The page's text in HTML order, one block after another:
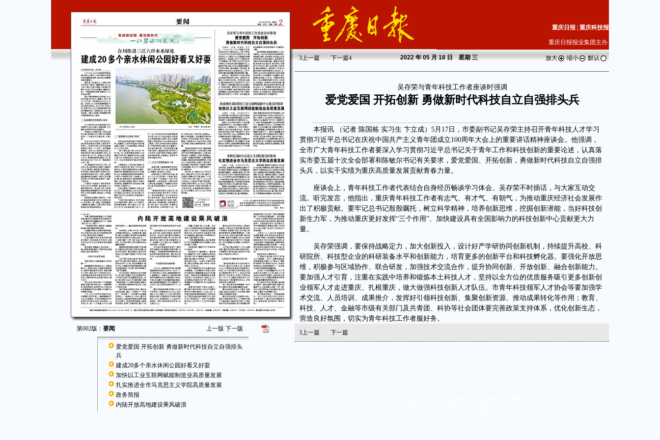
第002版： 要闻 上一版 下一版
爱党爱国 开拓创新 勇做新时代科技自立自强排头
兵
建成20多个亲水休闲公园好看又好耍
加快以工业互联网赋能制造业高质量发展
扎实推进全市马克思主义学院高质量发展
政务简报
内陆开放高地建设乘风破浪
重庆日报 重庆科技报
重庆日报报业集团主办
3上一篇 下一篇4 2022年 05 月 18 日 星期三 放大 缩小 默认
吴存荣与青年科技工作者座谈时强调
爱党爱国 开拓创新 勇做新时代科技自立自强排头兵
本报讯 （记者 陈国栋 实习生 卞立成）5月17日，市委副书记吴存荣主持召开青年科技人才学习
贯彻习近平总书记在庆祝中国共产主义青年团成立100周年大会上的重要讲话精神座谈会。他强调，
全市广大青年科技工作者要深入学习贯彻习近平总书记关于青年工作和科技创新的重要论述，认真落
实市委五届十次全会部署和陈敏尔书记有关要求，爱党爱国、开拓创新，勇做新时代科技自立自强排
头兵，以实干实绩为重庆高质量发展贡献青春力量。
座谈会上，青年科技工作者代表结合自身经历畅谈学习体会。吴存荣不时插话，与大家互动交
流。听完发言，他指出，重庆青年科技工作者有志气、有才气、有朝气，为推动重庆经济社会发展作
出了积极贡献。要牢记总书记殷殷嘱托，树立科学精神，培养创新思维，挖掘创新潜能，当好科技创
新生力军，为推动重庆更好发挥“三个作用”、加快建设具有全国影响力的科技创新中心贡献更大力
量。
吴存荣强调，要保持战略定力，加大创新投入，设计好产学研协同创新机制，持续提升高校、科
研院所、科技型企业的科研装备水平和创新能力，培育更多的创新平台和科技孵化器。要强化开放思
维，积极参与区域协作、联合研发，加强技术交流合作，提升协同创新、开放创新、融合创新能力。
要加强人才引育，注重在实践中培养和锻炼本土科技人才，坚持以全方位的优质服务吸引更多创新创
业领军人才走进重庆、扎根重庆，做大做强科技创新人才队伍。市青年科技领军人才协会等要加强学
术交流、人员培训、成果推介，发挥好引领科技创新、集聚创新资源、推动成果转化等作用；教育、
科技、人才、金融等市级有关部门及共青团、科协等社会团体要完善政策支持体系，优化创新生态，
营造良好氛围，切实为青年科技工作者服好务。
3上一篇 下一篇